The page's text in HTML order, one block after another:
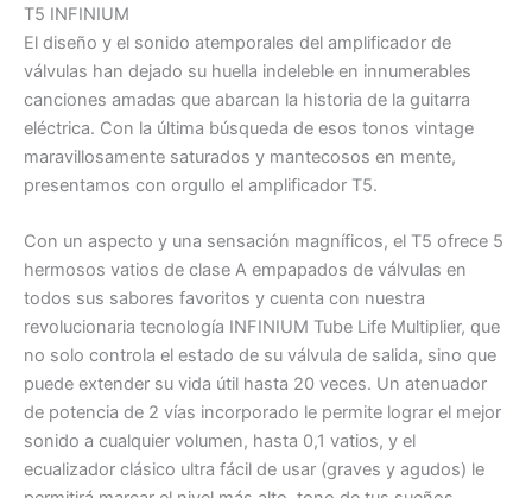
T5 INFINIUM
El diseño y el sonido atemporales del amplificador de
válvulas han dejado su huella indeleble en innumerables
canciones amadas que abarcan la historia de la guitarra
eléctrica. Con la última búsqueda de esos tonos vintage
maravillosamente saturados y mantecosos en mente,
presentamos con orgullo el amplificador T5.
Con un aspecto y una sensación magníficos, el T5 ofrece 5
hermosos vatios de clase A empapados de válvulas en
todos sus sabores favoritos y cuenta con nuestra
revolucionaria tecnología INFINIUM Tube Life Multiplier, que
no solo controla el estado de su válvula de salida, sino que
puede extender su vida útil hasta 20 veces. Un atenuador
de potencia de 2 vías incorporado le permite lograr el mejor
sonido a cualquier volumen, hasta 0,1 vatios, y el
ecualizador clásico ultra fácil de usar (graves y agudos) le